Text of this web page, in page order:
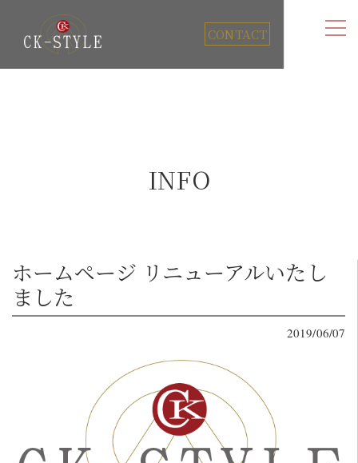
CONTACT
INFO
ホームページ リニューアルいたし
ました
2019/06/07